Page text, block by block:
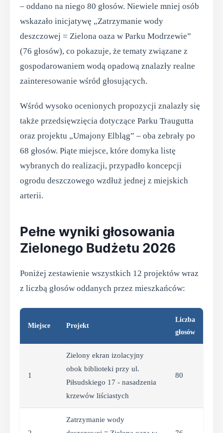
– oddano na niego 80 głosów. Niewiele mniej osób
wskazało inicjatywę „Zatrzymanie wody
deszczowej = Zielona oaza w Parku Modrzewie”
(76 głosów), co pokazuje, że tematy związane z
gospodarowaniem wodą opadową znalazły realne
zainteresowanie wśród głosujących.
Wśród wysoko ocenionych propozycji znalazły się
także przedsięwzięcia dotyczące Parku Traugutta
oraz projektu „Umajony Elbląg” – oba zebrały po
68 głosów. Piąte miejsce, które domyka listę
wybranych do realizacji, przypadło koncepcji
ogrodu deszczowego wzdłuż jednej z miejskich
arterii.
Pełne wyniki głosowania
Zielonego Budżetu 2026
Poniżej zestawienie wszystkich 12 projektów wraz
z liczbą głosów oddanych przez mieszkańców:
Miejsce Projekt
Liczba
głosów
1
Zielony ekran izolacyjny
obok biblioteki przy ul.
Piłsudskiego 17 - nasadzenia
krzewów liściastych
80
Zatrzymanie wody